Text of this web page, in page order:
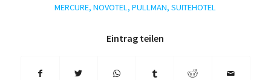
MERCURE,NOVOTEL,PULLMAN,SUITEHOTEL
Eintrag teilen